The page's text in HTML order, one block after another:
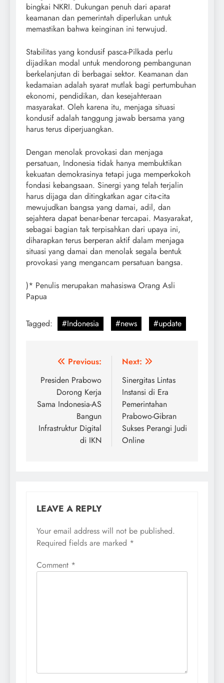
bingkai NKRI. Dukungan penuh dari aparat
keamanan dan pemerintah diperlukan untuk
memastikan bahwa keinginan ini terwujud.
Stabilitas yang kondusif pasca-Pilkada perlu
dijadikan modal untuk mendorong pembangunan
berkelanjutan di berbagai sektor. Keamanan dan
kedamaian adalah syarat mutlak bagi pertumbuhan
ekonomi, pendidikan, dan kesejahteraan
masyarakat. Oleh karena itu, menjaga situasi
kondusif adalah tanggung jawab bersama yang
harus terus diperjuangkan.
Dengan menolak provokasi dan menjaga
persatuan, Indonesia tidak hanya membuktikan
kekuatan demokrasinya tetapi juga memperkokoh
fondasi kebangsaan. Sinergi yang telah terjalin
harus dijaga dan ditingkatkan agar cita-cita
mewujudkan bangsa yang damai, adil, dan
sejahtera dapat benar-benar tercapai. Masyarakat,
sebagai bagian tak terpisahkan dari upaya ini,
diharapkan terus berperan aktif dalam menjaga
situasi yang damai dan menolak segala bentuk
provokasi yang mengancam persatuan bangsa.
)* Penulis merupakan mahasiswa Orang Asli
Papua
Tagged: #Indonesia #news #update
Post
navigation
Previous:
Presiden Prabowo
Dorong Kerja
Sama Indonesia-AS
Bangun
Infrastruktur Digital
di IKN
Next:
Sinergitas Lintas
Instansi di Era
Pemerintahan
Prabowo-Gibran
Sukses Perangi Judi
Online
LEAVE A REPLY
Your email address will not be published.
Required fields are marked *
Comment *